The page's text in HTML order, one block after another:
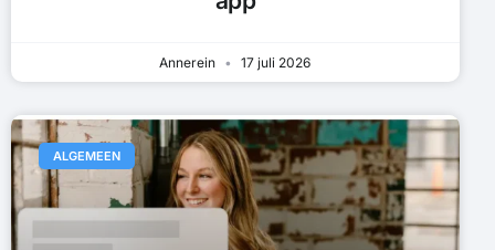
Annerein 17 juli 2026
ALGEMEEN